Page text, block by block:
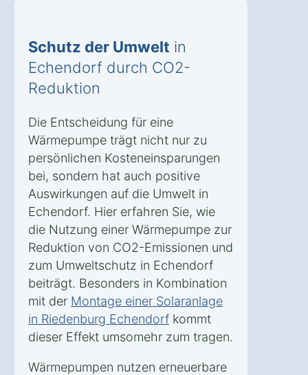
Schutz der Umwelt in
Echendorf durch CO2-
Reduktion
Die Entscheidung für eine
Wärmepumpe trägt nicht nur zu
persönlichen Kosteneinsparungen
bei, sondern hat auch positive
Auswirkungen auf die Umwelt in
Echendorf. Hier erfahren Sie, wie
die Nutzung einer Wärmepumpe zur
Reduktion von CO2-Emissionen und
zum Umweltschutz in Echendorf
beiträgt. Besonders in Kombination
mit der Montage einer Solaranlage
in Riedenburg Echendorf kommt
dieser Effekt umsomehr zum tragen.
Wärmepumpen nutzen erneuerbare